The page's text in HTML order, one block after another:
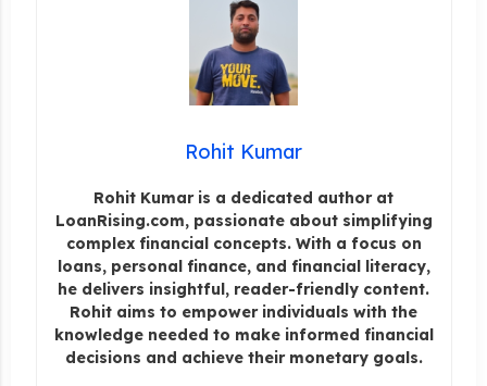
Rohit Kumar
Rohit Kumar is a dedicated author at
LoanRising.com, passionate about simplifying
complex financial concepts. With a focus on
loans, personal finance, and financial literacy,
he delivers insightful, reader-friendly content.
Rohit aims to empower individuals with the
knowledge needed to make informed financial
decisions and achieve their monetary goals.